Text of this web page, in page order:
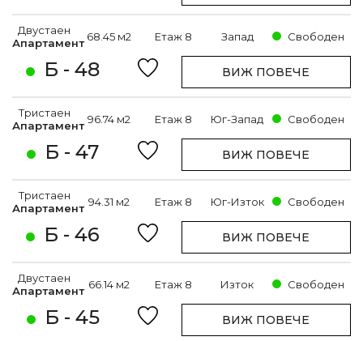
Б - 48
Двустаен
Апартамент 68.45 м2 Етаж 8 Запад Свободен
ВИЖ ПОВЕЧЕ
Б - 47
Тристаен
Апартамент 96.74 м2 Етаж 8 Юг-Запад Свободен
ВИЖ ПОВЕЧЕ
Б - 46
Тристаен
Апартамент 94.31 м2 Етаж 8 Юг-Изток Свободен
ВИЖ ПОВЕЧЕ
Б - 45
Двустаен
Апартамент 66.14 м2 Етаж 8 Изток Свободен
ВИЖ ПОВЕЧЕ